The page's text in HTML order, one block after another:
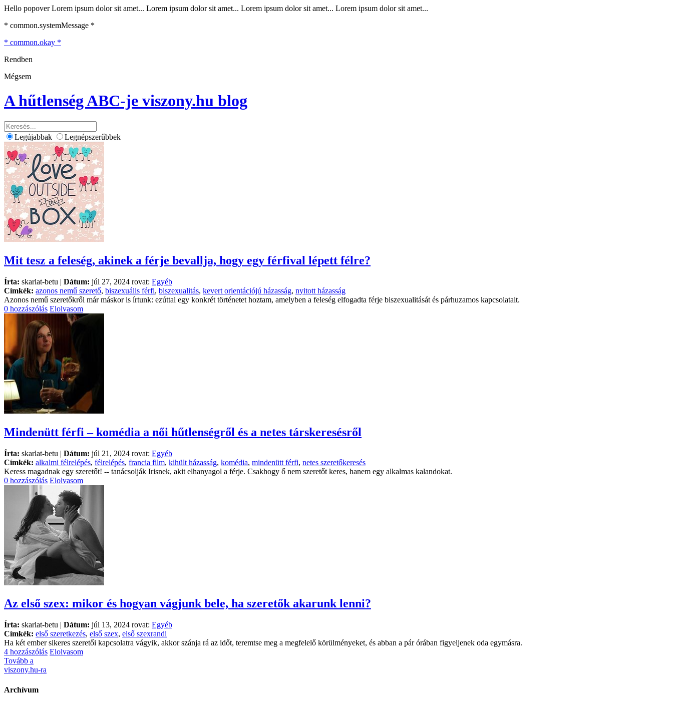
Hello popover Lorem ipsum dolor sit amet... Lorem ipsum dolor sit amet... Lorem ipsum dolor sit amet... Lorem ipsum dolor sit amet...
* common.systemMessage *
* common.okay *
Rendben
Mégsem
A hűtlenség ABC-je viszony.hu blog
Legújabbak Legnépszerűbbek
Mit tesz a feleség, akinek a férje bevallja, hogy egy férfival lépett félre?
Írta: skarlat-betu | Dátum: júl 27, 2024 rovat: Egyéb
Címkék: azonos nemű szerető, biszexuális férfi, biszexualitás, kevert orientációjú házasság, nyitott házasság
Azonos nemű szeretőkről már máskor is írtunk: ezúttal egy konkrét történetet hoztam, amelyben a feleség elfogadta férje biszexualitását és párhuzamos kapcsolatait.
0 hozzászólás Elolvasom
Mindenütt férfi – komédia a női hűtlenségről és a netes társkeresésről
Írta: skarlat-betu | Dátum: júl 21, 2024 rovat: Egyéb
Címkék: alkalmi félrelépés, félrelépés, francia film, kihült házasság, komédia, mindenütt férfi, netes szeretőkeresés
Keress magadnak egy szeretőt! -- tanácsolják Irisnek, akit elhanyagol a férje. Csakhogy ő nem szeretőt keres, hanem egy alkalmas kalandokat.
0 hozzászólás Elolvasom
Az első szex: mikor és hogyan vágjunk bele, ha szeretők akarunk lenni?
Írta: skarlat-betu | Dátum: júl 13, 2024 rovat: Egyéb
Címkék: első szeretkezés, első szex, első szexrandi
Ha két ember sikeres szeretői kapcsolatra vágyik, akkor szánja rá az időt, teremtse meg a megfelelő körülményeket, és abban a pár órában figyeljenek oda egymásra.
4 hozzászólás Elolvasom
Tovább a
viszony.hu-ra
Archívum